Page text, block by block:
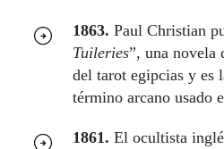
1863. Paul Christian
Tuileries”, una novela
del tarot egipcias y es
término arcano usado
1861. El ocultista